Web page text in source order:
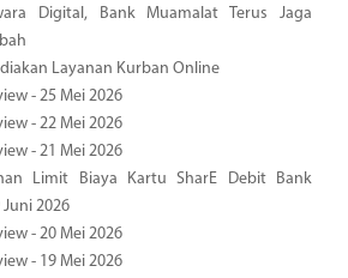
Digital, Bank Muamalat Terus Jaga
Layanan Kurban Online
- 25 Mei 2026
- 22 Mei 2026
- 21 Mei 2026
Limit Biaya Kartu SharE Debit Bank
2026
- 20 Mei 2026
- 19 Mei 2026